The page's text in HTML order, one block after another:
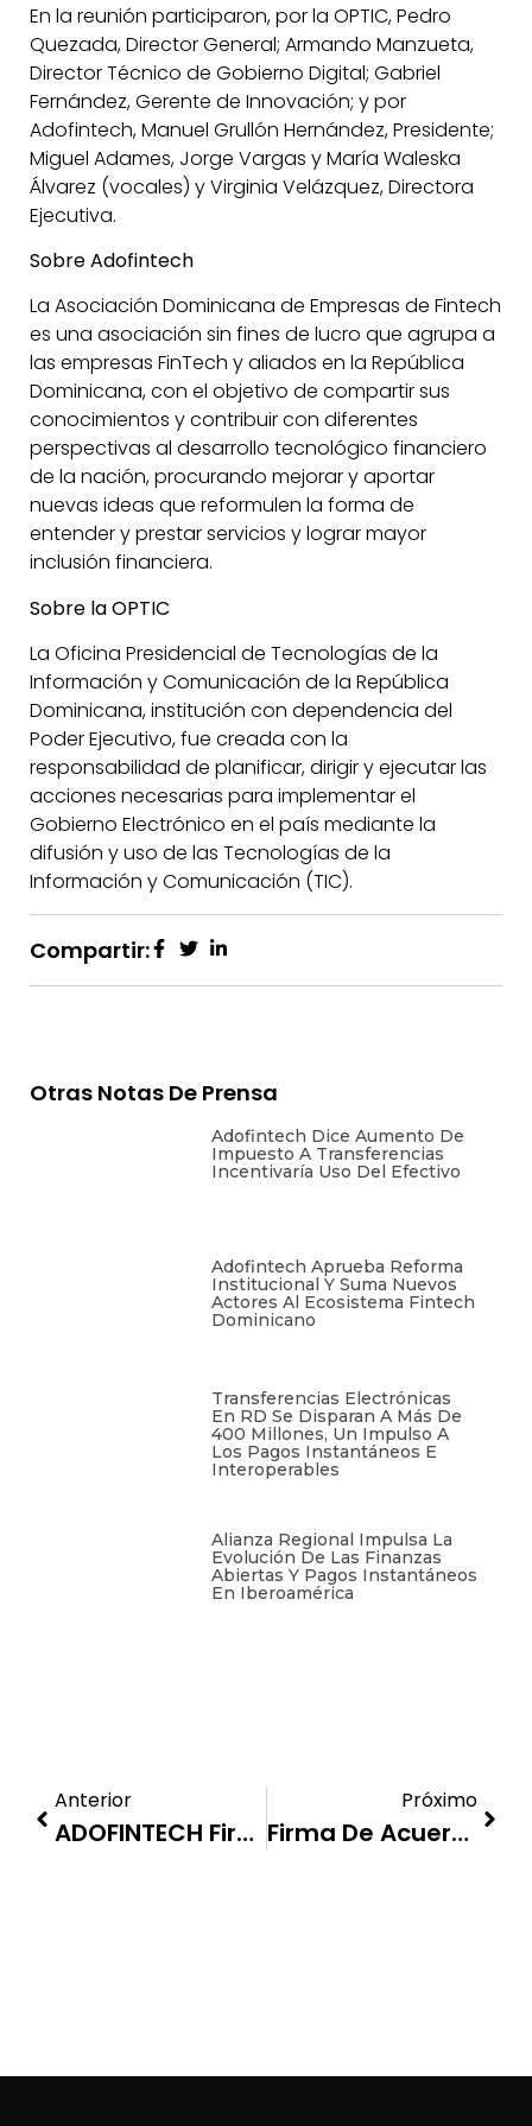
En la reunión participaron, por la OPTIC, Pedro
Quezada, Director General; Armando Manzueta,
Director Técnico de Gobierno Digital; Gabriel
Fernández, Gerente de Innovación; y por
Adofintech, Manuel Grullón Hernández, Presidente;
Miguel Adames, Jorge Vargas y María Waleska
Álvarez (vocales) y Virginia Velázquez, Directora
Ejecutiva.
Sobre Adofintech
La Asociación Dominicana de Empresas de Fintech
es una asociación sin fines de lucro que agrupa a
las empresas FinTech y aliados en la República
Dominicana, con el objetivo de compartir sus
conocimientos y contribuir con diferentes
perspectivas al desarrollo tecnológico financiero
de la nación, procurando mejorar y aportar
nuevas ideas que reformulen la forma de
entender y prestar servicios y lograr mayor
inclusión financiera.
Sobre la OPTIC
La Oficina Presidencial de Tecnologías de la
Información y Comunicación de la República
Dominicana, institución con dependencia del
Poder Ejecutivo, fue creada con la
responsabilidad de planificar, dirigir y ejecutar las
acciones necesarias para implementar el
Gobierno Electrónico en el país mediante la
difusión y uso de las Tecnologías de la
Información y Comunicación (TIC).
Compartir:
Otras Notas De Prensa
Adofintech Dice Aumento De
Impuesto A Transferencias
Incentivaría Uso Del Efectivo
Adofintech Aprueba Reforma
Institucional Y Suma Nuevos
Actores Al Ecosistema Fintech
Dominicano
Transferencias Electrónicas
En RD Se Disparan A Más De
400 Millones, Un Impulso A
Los Pagos Instantáneos E
Interoperables
Alianza Regional Impulsa La
Evolución De Las Finanzas
Abiertas Y Pagos Instantáneos
En Iberoamérica
Anterior
ADOFINTECH Firma Acuerdo Con Barna Management School
Próximo
Firma De Acuerdo De Colaboración Para Mejorar Inclusión Financiera En RD